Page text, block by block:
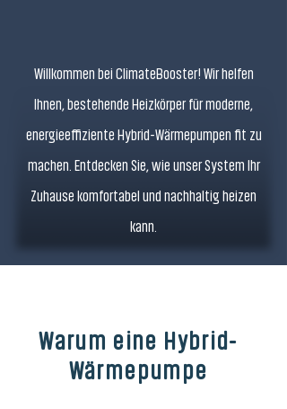
Willkommen bei ClimateBooster! Wir helfen
Ihnen, bestehende Heizkörper für moderne,
energieeffiziente Hybrid-Wärmepumpen fit zu
machen. Entdecken Sie, wie unser System Ihr
Zuhause komfortabel und nachhaltig heizen
kann.
Warum eine Hybrid-
Wärmepumpe